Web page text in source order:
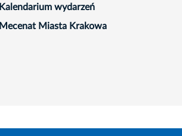
Kalendarium wydarzeń
Mecenat Miasta Krakowa